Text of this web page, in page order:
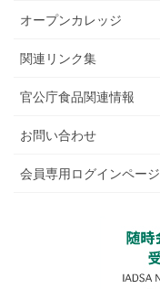
オープンカレッジ
関連リンク集
官公庁食品関連情報
お問い合わせ
会員専用ログインページ